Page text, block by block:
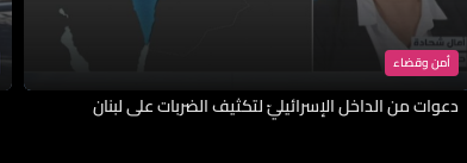
أمن وقضاء
دعوات من الداخل الإسرائيليّ لتكثيف الضربات على لبنان